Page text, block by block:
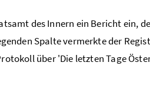
des Innern ein Bericht ein,
Spalte vermerkte der
über 'Die letzten Tage